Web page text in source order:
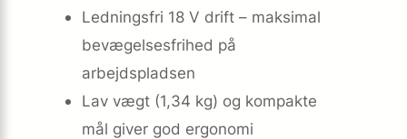
Ledningsfri 18 V drift – maksimal
bevægelsesfrihed på
arbejdspladsen
Lav vægt (1,34 kg) og kompakte
mål giver god ergonomi